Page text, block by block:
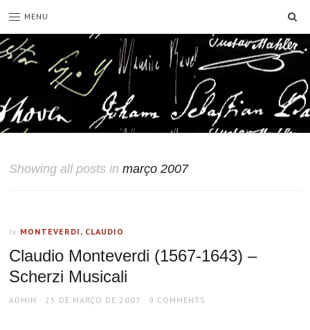
MENU
Showing all posts inmarço 2007
In MONTEVERDI, CLAUDIO
Claudio Monteverdi (1567-1643) –
Scherzi Musicali
AUTHOR
ADMIN
POSTED
25 DE MARÇO DE 2007 9 COMMENTS